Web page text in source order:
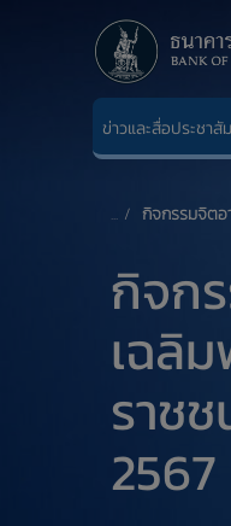
ข่าวและสื่อประชา
กิจก
เฉลิ
ราช
2567